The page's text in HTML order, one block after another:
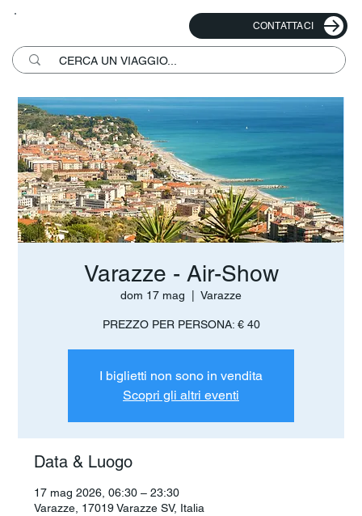
CONTATTACI
Varazze - Air-Show
dom 17 mag Varazze
PREZZO PER PERSONA: € 40
I biglietti non sono in vendita
Scopri gli altri eventi
Data & Luogo
17 mag 2026, 06:30 – 23:30
Varazze, 17019 Varazze SV, Italia